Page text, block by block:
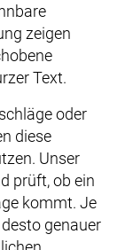
zeigen
Text.
oder
diese
Unser
prüft, ob ein
kommt. Je
genauer